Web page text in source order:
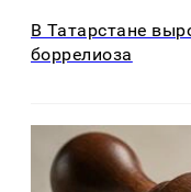
В Татарстане
боррелиоза